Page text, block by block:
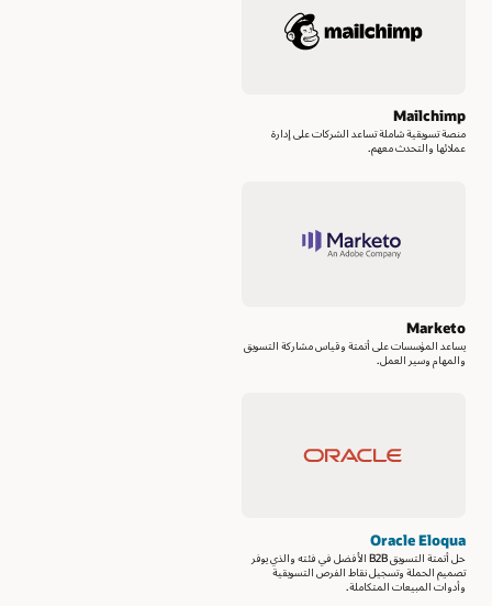
Mailchimp
منصة تسويقية شاملة تساعد الشركات على إدارة
عملائها والتحدث معهم.
Marketo
يساعد المؤسسات على أتمتة وقياس مشاركة التسويق
والمهام وسير العمل.
Oracle Eloqua
حل أتمتة التسويق B2B الأفضل في فئته والذي يوفر
تصميم الحملة وتسجيل نقاط الفرص التسويقية
وأدوات المبيعات المتكاملة.